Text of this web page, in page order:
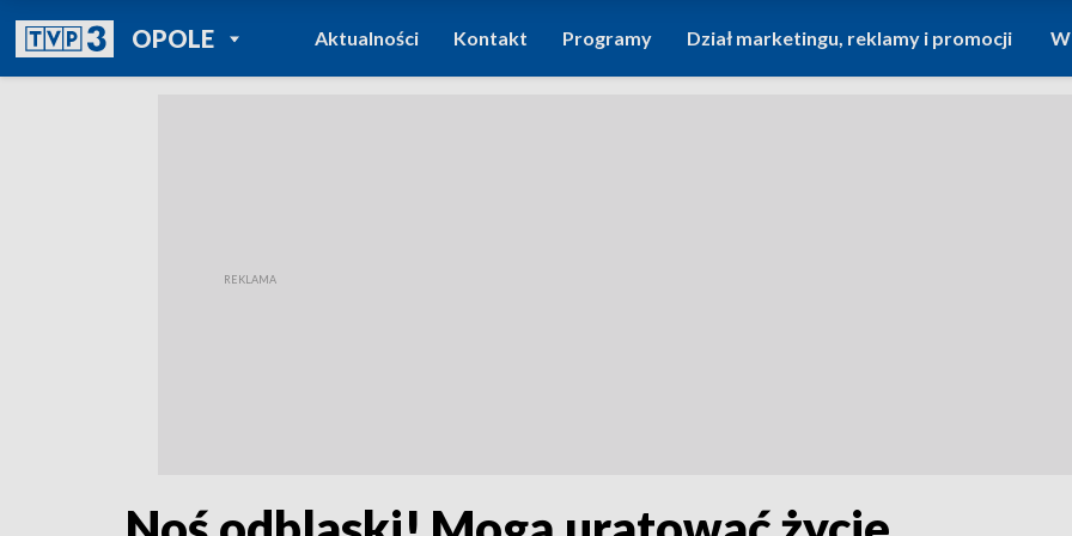
OPOLEPOWRÓT DO
TVP REGIONY
Aktualności Kontakt Programy Dział marketingu, reklamy i promocji